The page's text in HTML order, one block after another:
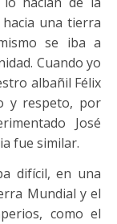
hacia una tierra
se iba a
Cuando yo
albañil Félix
y respeto, por
José
fue similar.
difícil, en una
Mundial y el
como el